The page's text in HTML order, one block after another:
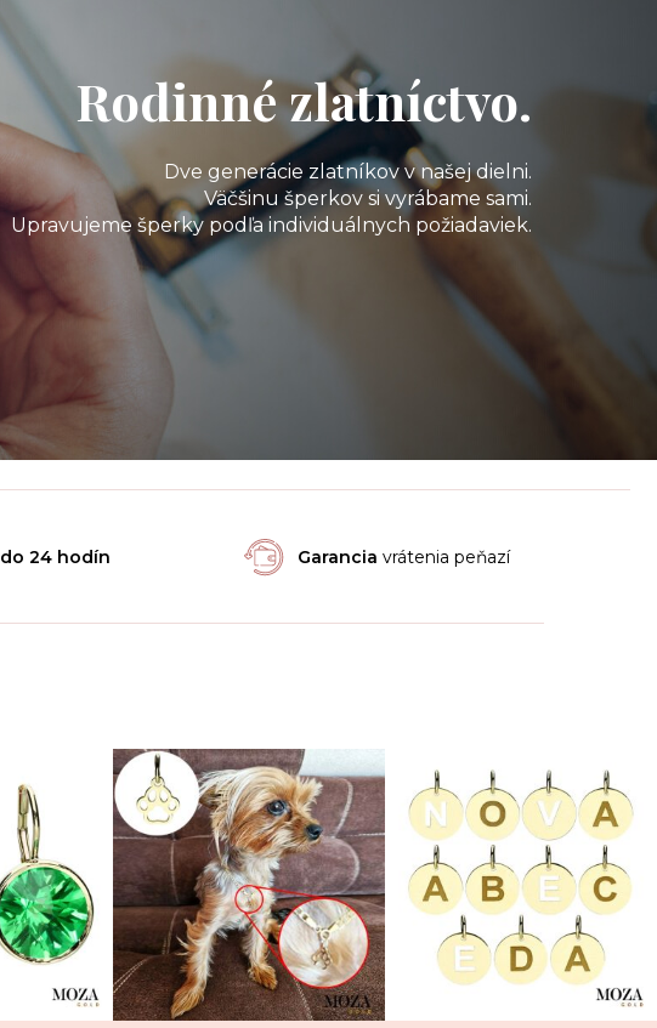
Rodinné zlatníctvo.
Dve generácie zlatníkov v našej dielni.
Väčšinu šperkov si vyrábame sami.
Upravujeme šperky podľa individuálnych požiadaviek.
do 24 hodín Garancia vrátenia peňazí